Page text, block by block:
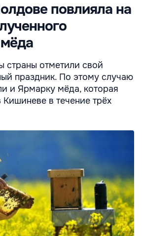
повлияла на
страны отметили свой
праздник. По этому случаю
и Ярмарку мёда, которая
Кишиневе в течение трёх